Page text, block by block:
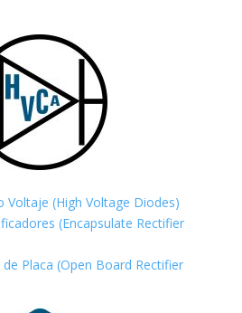
Voltaje (High Voltage Diodes)
(Encapsulate Rectifier
de Placa (Open Board Rectifier